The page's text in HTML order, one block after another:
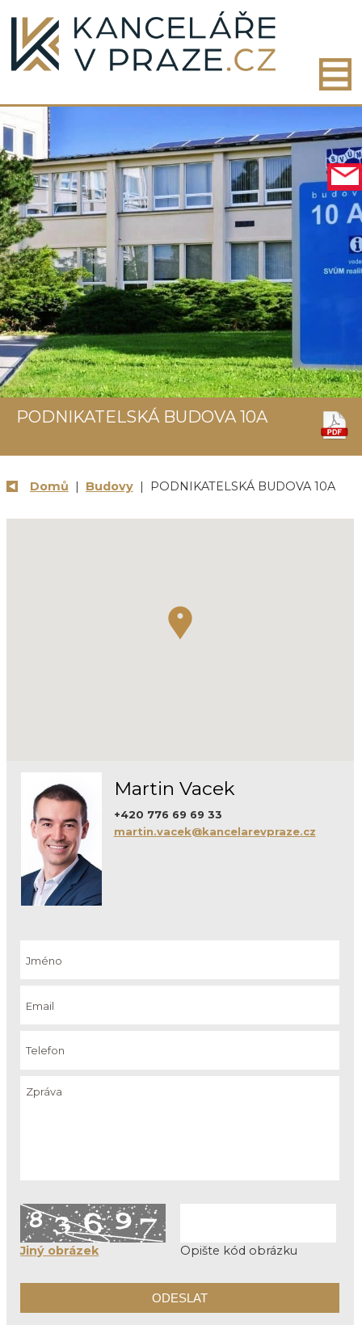
PODNIKATELSKÁ BUDOVA 10A
Domů | Budovy| PODNIKATELSKÁ BUDOVA 10A
Martin Vacek
+420 776 69 69 33
martin.vacek@kancelarevpraze.cz
Jiný obrázek Opište kód obrázku